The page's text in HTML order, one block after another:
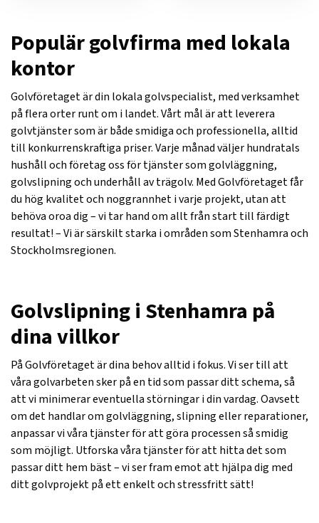
Populär golvfirma med lokala
kontor
Golvföretaget är din lokala golvspecialist, med verksamhet
på flera orter runt om i landet. Vårt mål är att leverera
golvtjänster som är både smidiga och professionella, alltid
till konkurrenskraftiga priser. Varje månad väljer hundratals
hushåll och företag oss för tjänster som golvläggning,
golvslipning och underhåll av trägolv. Med Golvföretaget får
du hög kvalitet och noggrannhet i varje projekt, utan att
behöva oroa dig – vi tar hand om allt från start till färdigt
resultat! – Vi är särskilt starka i områden som Stenhamra och
Stockholmsregionen.
Golvslipning i Stenhamra på
dina villkor
På Golvföretaget är dina behov alltid i fokus. Vi ser till att
våra golvarbeten sker på en tid som passar ditt schema, så
att vi minimerar eventuella störningar i din vardag. Oavsett
om det handlar om golvläggning, slipning eller reparationer,
anpassar vi våra tjänster för att göra processen så smidig
som möjligt. Utforska våra tjänster för att hitta det som
passar ditt hem bäst – vi ser fram emot att hjälpa dig med
ditt golvprojekt på ett enkelt och stressfritt sätt!